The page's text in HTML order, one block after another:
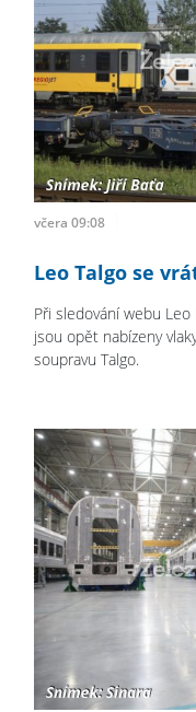
včera 09:08
Leo Talgo se
Při sledování webu
jsou opět nabízeny
soupravu Talgo.